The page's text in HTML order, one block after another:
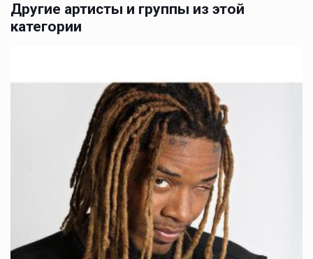
Другие артисты и группы из этой
категории